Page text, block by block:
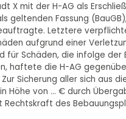
X mit der H-AG als
geltenden Fassung
Letztere
aufgrund einer
für Schäden, die infolge
haftete die H-AG
Sicherung aller sich aus
Höhe von ... € durch
des